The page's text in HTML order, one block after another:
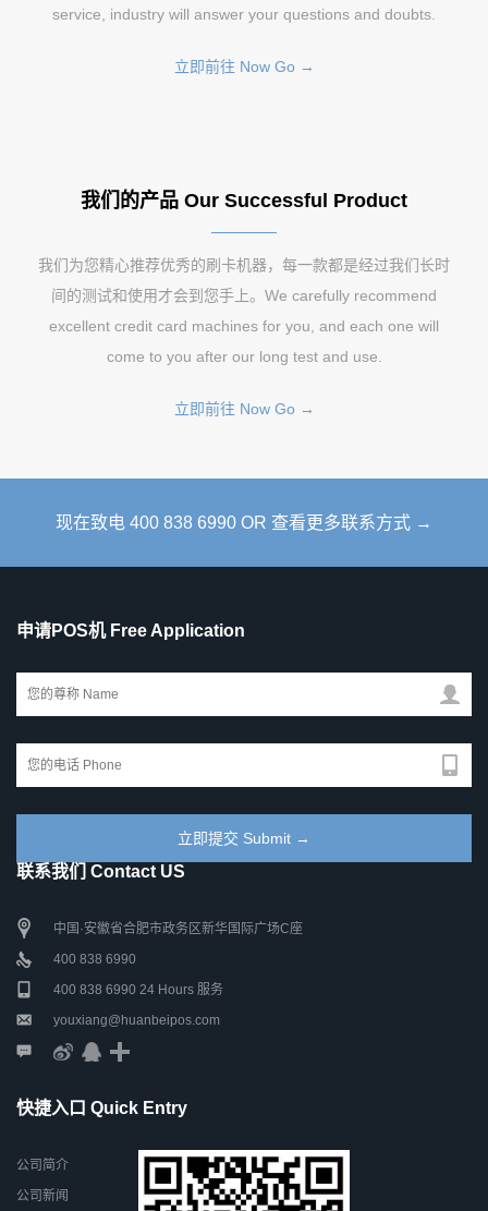
service, industry will answer your questions and doubts.
立即前往 Now Go →
我们的产品 Our Successful Product
我们为您精心推荐优秀的刷卡机器，每一款都是经过我们长时
间的测试和使用才会到您手上。We carefully recommend
excellent credit card machines for you, and each one will
come to you after our long test and use.
立即前往 Now Go →
现在致电 400 838 6990 OR 查看更多联系方式 →
申请POS机 Free Application
联系我们 Contact US
中国·安徽省合肥市政务区新华国际广场C座
400 838 6990
400 838 6990 24 Hours 服务
youxiang@huanbeipos.com
快捷入口 Quick Entry
公司简介
公司新闻